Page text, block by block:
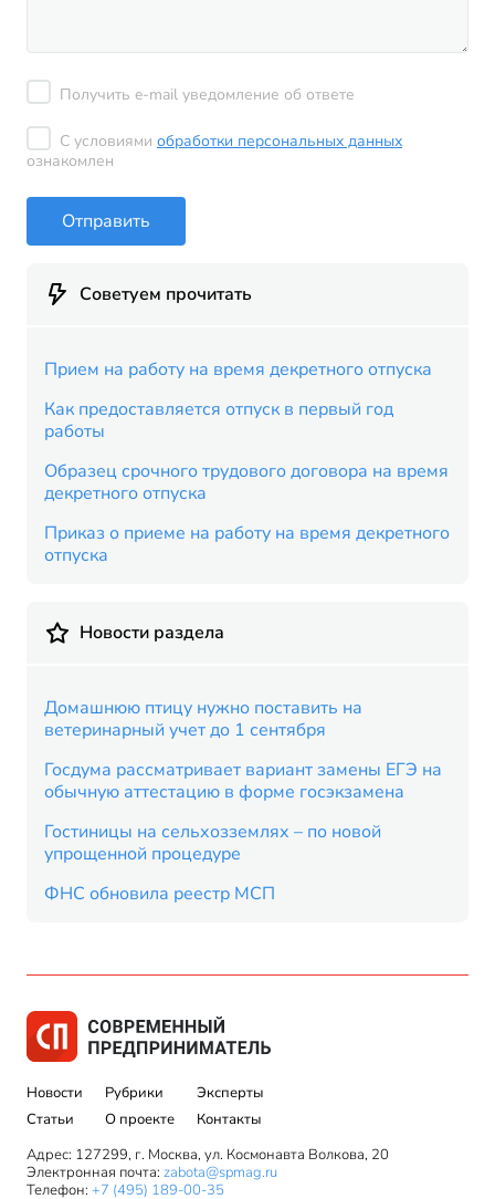
Получить e-mail уведомление об ответе
С условиями обработки персональных данных
ознакомлен
Отправить
Советуем прочитать
Прием на работу на время декретного отпуска
Как предоставляется отпуск в первый год
работы
Образец срочного трудового договора на время
декретного отпуска
Приказ о приеме на работу на время декретного
отпуска
Новости раздела
Домашнюю птицу нужно поставить на
ветеринарный учет до 1 сентября
Госдума рассматривает вариант замены ЕГЭ на
обычную аттестацию в форме госэкзамена
Гостиницы на сельхозземлях – по новой
упрощенной процедуре
ФНС обновила реестр МСП
Новости
Статьи
Рубрики
О проекте
Эксперты
Контакты
Адрес: 127299, г. Москва, ул. Космонавта Волкова, 20
Электронная почта: zabota@spmag.ru
Телефон: +7 (495) 189-00-35